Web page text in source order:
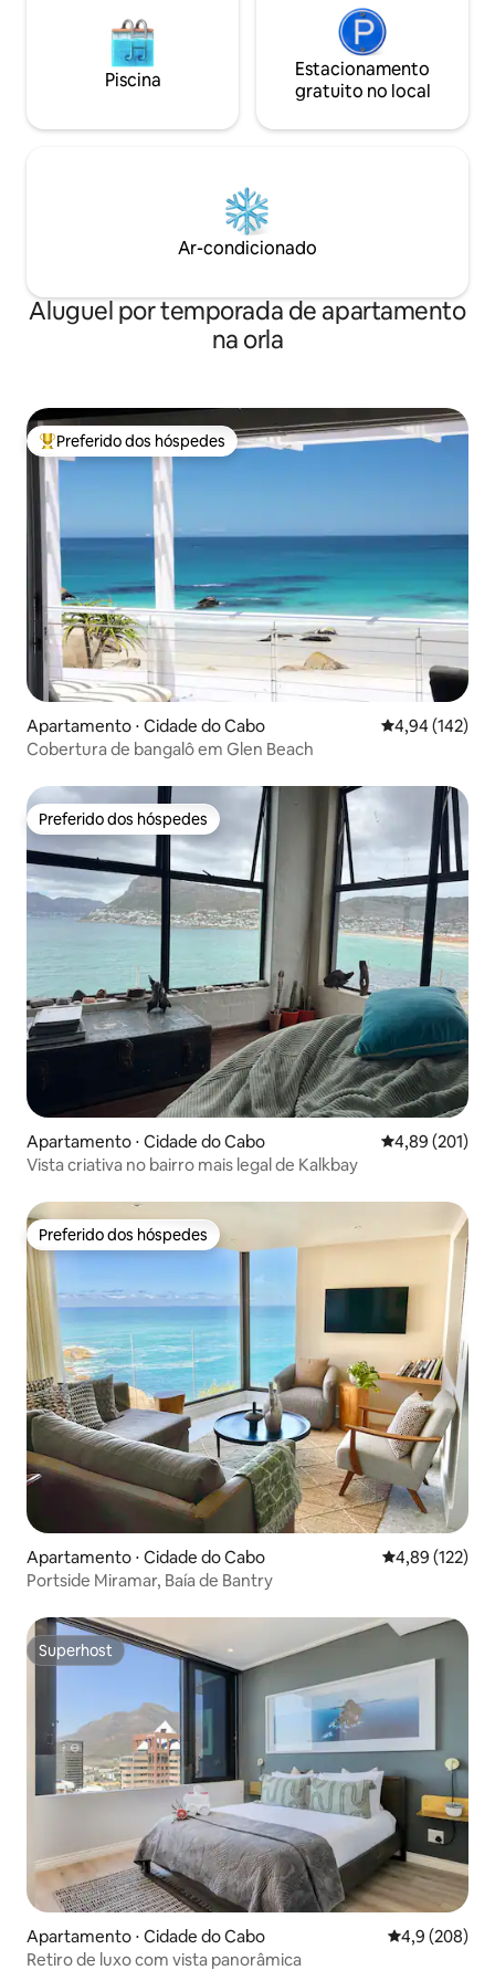
Piscina
Estacionamento
gratuito no local
Ar-condicionado
Aluguel por temporada de apartamento
na orla
Entre os melhores preferidos dos hóspedes
Preferido dos hóspedes
Apartamento ⋅ Cidade do Cabo 4,94 de uma
4,94 (142)
Cobertura de bangalô em Glen Beach
Preferido dos hóspedes
Preferido dos hóspedes
Apartamento ⋅ Cidade do Cabo 4,89 de uma
4,89 (201)
Vista criativa no bairro mais legal de Kalkbay
Preferido dos hóspedes
Preferido dos hóspedes
Apartamento ⋅ Cidade do Cabo 4,89 de uma
4,89 (122)
Portside Miramar, Baía de Bantry
Superhost
Superhost
Apartamento ⋅ Cidade do Cabo 4,9 de uma
4,9 (208)
Retiro de luxo com vista panorâmica